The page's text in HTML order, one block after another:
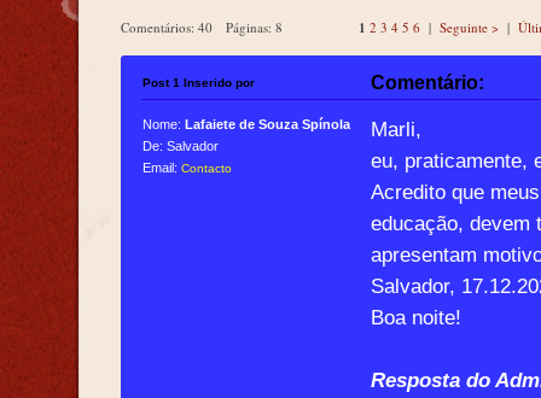
Comentários: 40 Páginas: 8 1 2 3 4 5 6 | Seguinte > |
Post 1 Inserido por Comentário:
Nome:Lafaiete de Souza Spínola
De: Salvador
Email:Contacto
Marli,
eu, praticamente,
Acredito que
educação, devem
apresentam
Salvador,
Boa noite!
Resposta do